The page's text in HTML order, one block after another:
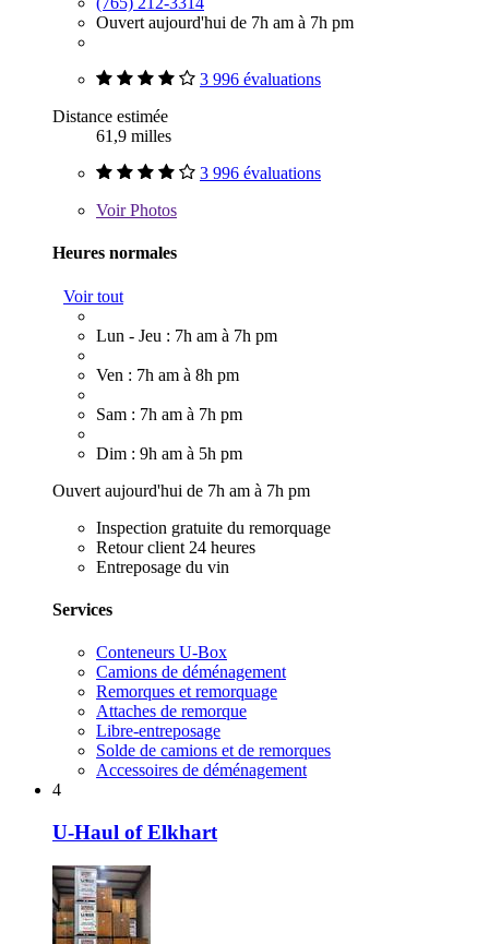
Ouvert aujourd'hui de 7h am à 7h pm
3 996 évaluations
Distance estimée
61,9 milles
3 996 évaluations
VoirPhotos
Heures normales
Voir tout
Lun - Jeu : 7h am à 7h pm
Ven : 7h am à 8h pm
Sam : 7h am à 7h pm
Dim : 9h am à 5h pm
Ouvert aujourd'hui de 7h am à 7h pm
Inspection gratuite du remorquage
Retour client 24 heures
Entreposage du vin
Services
Conteneurs U-Box
Camions de déménagement
Remorques et remorquage
Attaches de remorque
Libre-entreposage
Solde de camions et de remorques
Accessoires de déménagement
4
U-Haul of Elkhart